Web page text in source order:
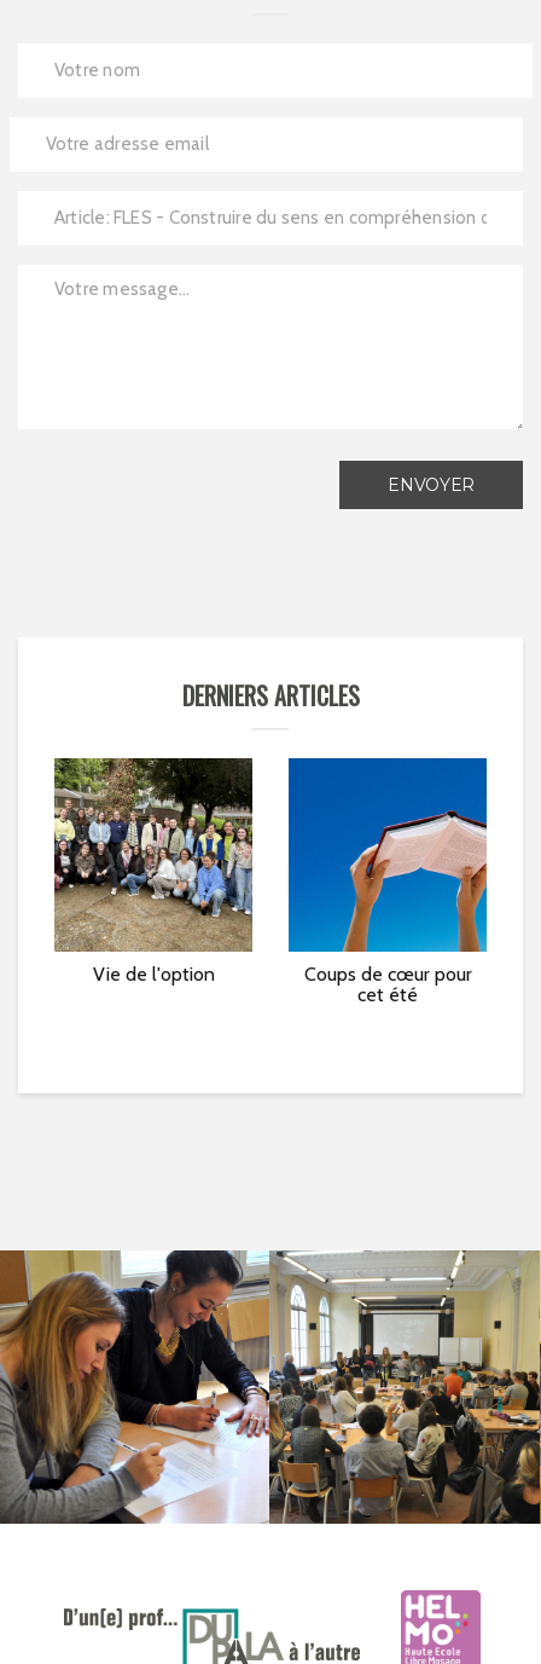
ENVOYER
DERNIERS ARTICLES
Vie de l'option
Coups de cœur pour
cet été